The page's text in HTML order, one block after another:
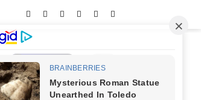
Network